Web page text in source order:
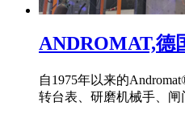
ANDROMAT,德
自1975年以来的
转台表、研磨机械手、闸